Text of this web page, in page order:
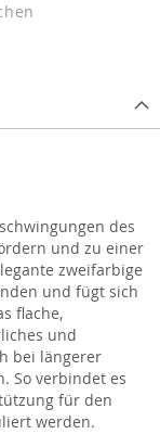
des
und zu einer
zweifarbige
und fügt sich
flache,
und
bei längerer
So verbindet es
für den
werden.